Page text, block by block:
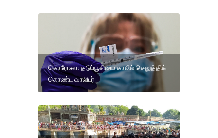
கொரோனா தடுப்பூசியை காலில் செலுத்திக்
கொண்ட வாலிபர்